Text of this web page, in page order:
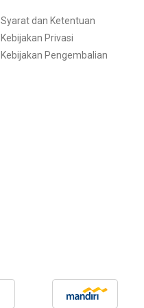
Syarat dan Ketentuan
Kebijakan Privasi
Kebijakan Pengembalian